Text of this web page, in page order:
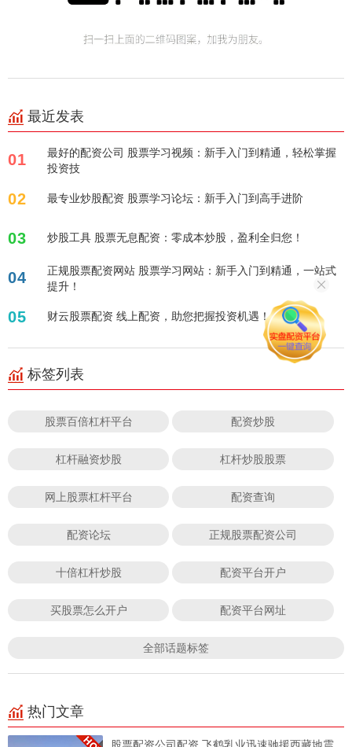
最近发表
01
最好的配资公司 股票学习视频：新手入门到精通，轻松掌握
投资技
02 最专业炒股配资 股票学习论坛：新手入门到高手进阶
03 炒股工具 股票无息配资：零成本炒股，盈利全归您！
04
正规股票配资网站 股票学习网站：新手入门到精通，一站式
提升！
05 财云股票配资 线上配资，助您把握投资机遇！
标签列表
股票百倍杠杆平台 配资炒股
杠杆融资炒股 杠杆炒股股票
网上股票杠杆平台 配资查询
配资论坛 正规股票配资公司
十倍杠杆炒股 配资平台开户
买股票怎么开户 配资平台网址
全部话题标签
热门文章
股票配资公司配资 飞鹤乳业迅速驰援西藏地震